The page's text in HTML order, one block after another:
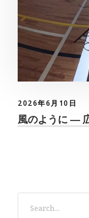
2026年6月10日
風のように ―